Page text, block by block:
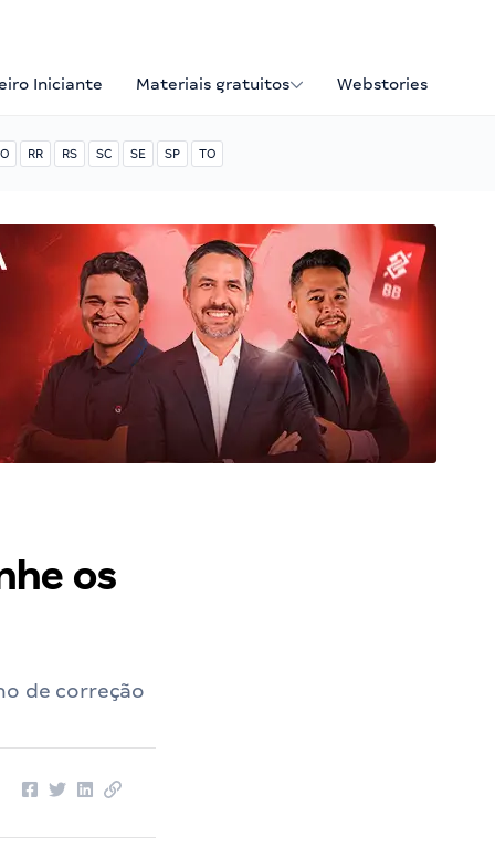
Iniciante Materiais gratuitos Webstories
RR RS SC SE SP TO
os
de correção